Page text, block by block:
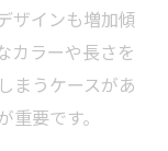
ザインも増加傾
カラーや長さを
まうケースがあ
要です。